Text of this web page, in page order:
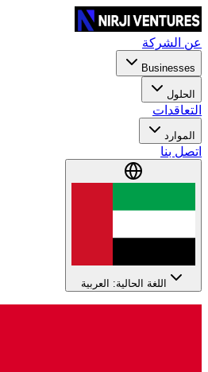
عن الشركة
Businesses
الحلول
التعاقدات
الموارد
اتصل بنا
اللغة الحالية: العربية